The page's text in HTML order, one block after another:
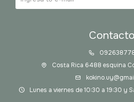
Contacto
Costa Rica 6488 esquina
Lunes a viernes de 10:30 a 19:30 y